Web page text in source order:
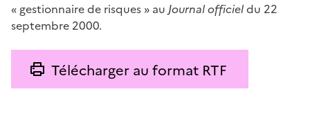
« gestionnaire de risques » au Journal officieldu 22
septembre 2000.
Télécharger au format RTF